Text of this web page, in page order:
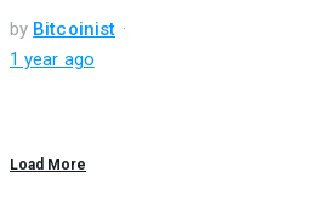
by Bitcoinist
1 year ago
Load More